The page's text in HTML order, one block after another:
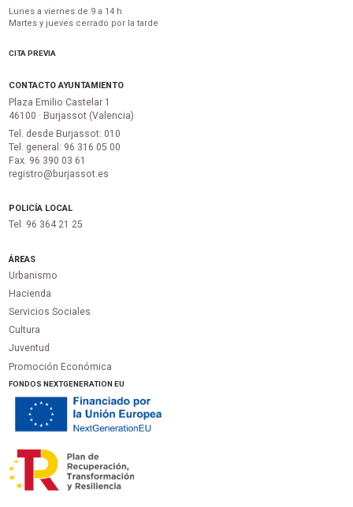
Lunes a viernes de 9 a 14 h
Martes y jueves cerrado por la tarde
CITA PREVIA
CONTACTO AYUNTAMIENTO
Plaza Emilio Castelar 1
46100 · Burjassot (Valencia)
Tel. desde Burjassot: 010
Tel. general: 96 316 05 00
Fax. 96 390 03 61
registro@burjassot.es
POLICÍA LOCAL
Tel. 96 364 21 25
ÁREAS
Urbanismo
Hacienda
Servicios Sociales
Cultura
Juventud
Promoción Económica
FONDOS NEXTGENERATION EU